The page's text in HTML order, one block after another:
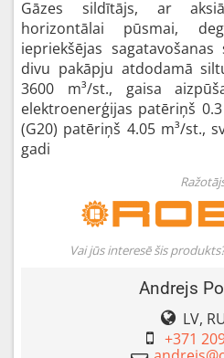
Gāzes sildītājs, ar
horizontālai pūsmai,
iepriekšējas
divu pakāpju atdodamā
3600 m³/st., gaisa
elektroenerģijas patēriņš
(G20) patēriņš 4.05 m³/st.,
gadi
Vai jūs interesē šis
Andrejs
LV,
+371